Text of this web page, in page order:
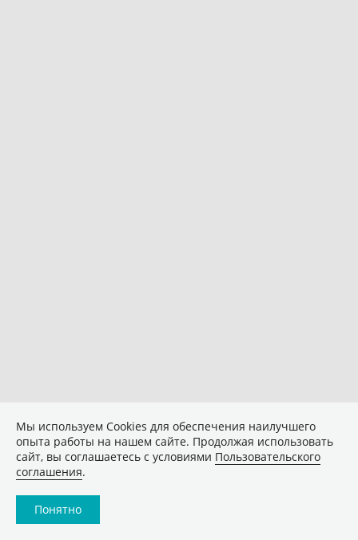
Мы используем Сookies для обеспечения наилучшего
опыта работы на нашем сайте. Продолжая использовать
сайт, вы соглашаетесь с условиями Пользовательского
соглашения.
Понятно